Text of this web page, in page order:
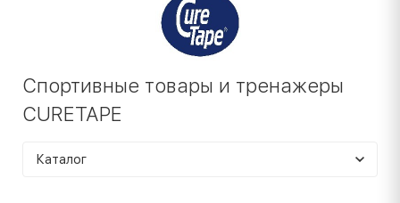
Спортивные товары и тренажеры
CURETAPE
Каталог